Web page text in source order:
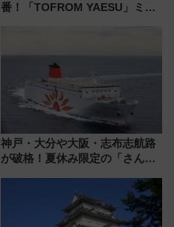
番！「TOFROM YAESU」ミシ
神戸・大分や大阪・志布志航路
が破格！夏休み限定の「さんふ
ート 夕朝食ビュッフェ付きで
快適な船旅はいかが？